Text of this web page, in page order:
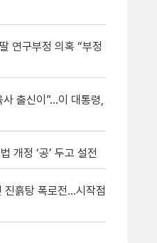
연구부정 의혹 “부정
출신이”…이 대통령,
개정 ‘공’ 두고 설전
진흙탕 폭로전…시작점